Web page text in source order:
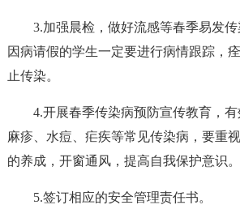
3.加强晨检，做好流感等春季易发
因病请假的学生一定要进行病情跟踪，
止传染。
4.开展春季传染病预防宣传教育，有
麻疹、水痘、疟疾等常见传染病，要重
的养成，开窗通风，提高自我保护意识。
5.签订相应的安全管理责任书。